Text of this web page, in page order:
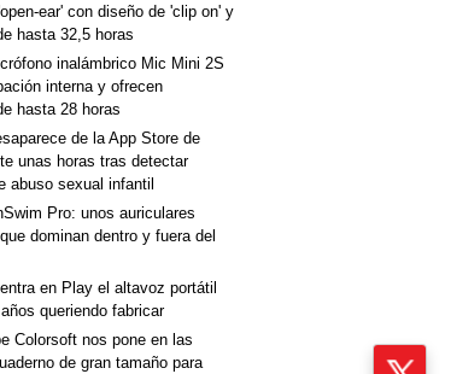
ear' con diseño de 'clip on' y
hasta 32,5 horas
inalámbrico Mic Mini 2S
interna y ofrecen
hasta 28 horas
de la App Store de
unas horas tras detectar
abuso sexual infantil
Pro: unos auriculares
dominan dentro y fuera del
en Play el altavoz portátil
queriendo fabricar
Colorsoft nos pone en las
de gran tamaño para